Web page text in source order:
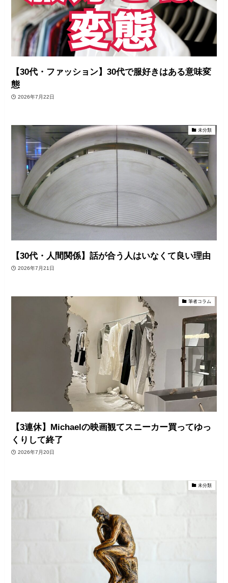
【30代・ファッション】30代で服好きはある意味変
態
2026年7月22日
未分類
【30代・人間関係】話が合う人はいなくて良い理由
2026年7月21日
筆者コラム
【3連休】Michaelの映画観てスニーカー買ってゆっ
くりして終了
2026年7月20日
未分類